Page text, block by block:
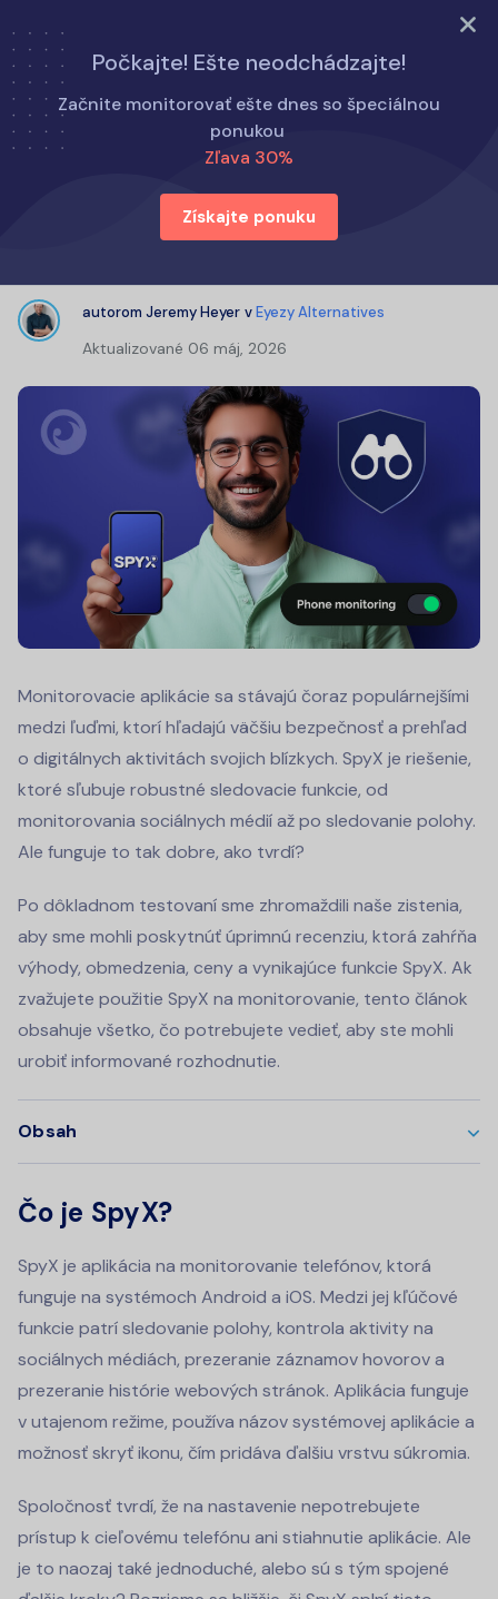
Vyskúšajte teraz
Počkajte! Ešte neodchádzajte!
Začnite monitorovať ešte dnes so špeciálnou
ponukou
Zľava 30%
Získajte ponuku
Domov
Alternatívy k Eyezy
Recenzia SpyX: Ako funguje SpyX a je účinný?
Recenzia SpyX: Ako funguje SpyX a
autorom Jeremy Heyer vEyezy Alternatives
Aktualizované 06 máj, 2026
Monitorovacie aplikácie sa stávajú čoraz populárnejšími
medzi ľuďmi, ktorí hľadajú väčšiu bezpečnosť a prehľad
o digitálnych aktivitách svojich blízkych. SpyX je riešenie,
ktoré sľubuje robustné sledovacie funkcie, od
monitorovania sociálnych médií až po sledovanie polohy.
Ale funguje to tak dobre, ako tvrdí?
Po dôkladnom testovaní sme zhromaždili naše zistenia,
aby sme mohli poskytnúť úprimnú recenziu, ktorá zahŕňa
výhody, obmedzenia, ceny a vynikajúce funkcie SpyX. Ak
zvažujete použitie SpyX na monitorovanie, tento článok
obsahuje všetko, čo potrebujete vedieť, aby ste mohli
urobiť informované rozhodnutie.
Obsah
Čo je SpyX?
SpyX je aplikácia na monitorovanie telefónov, ktorá
funguje na systémoch Android a iOS. Medzi jej kľúčové
funkcie patrí sledovanie polohy, kontrola aktivity na
sociálnych médiách, prezeranie záznamov hovorov a
prezeranie histórie webových stránok. Aplikácia funguje
v utajenom režime, používa názov systémovej aplikácie a
možnosť skryť ikonu, čím pridáva ďalšiu vrstvu súkromia.
Spoločnosť tvrdí, že na nastavenie nepotrebujete
prístup k cieľovému telefónu ani stiahnutie aplikácie. Ale
je to naozaj také jednoduché, alebo sú s tým spojené